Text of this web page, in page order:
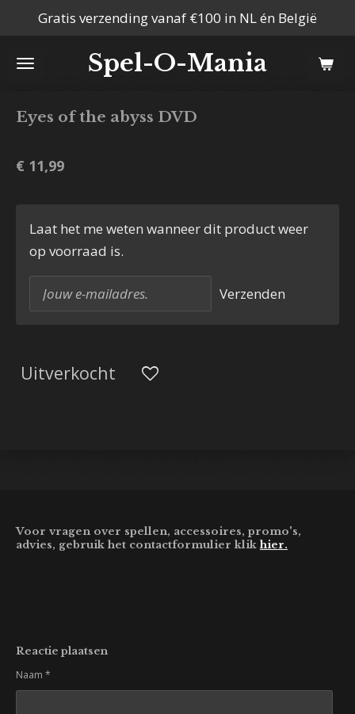
naar
hoofdinhoud
Spel-O-Mania
Gratis verzending vanaf €100 in NL én België
Eyes of the abyss DVD
€ 11,99
Laat het me weten wanneer dit product weer
op voorraad is.
Verzenden
Uitverkocht
Voor vragen over spellen, accessoires, promo's,
advies, gebruik het contactformulier klikhier.
Reactie plaatsen
Naam *